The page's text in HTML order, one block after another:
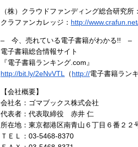
（株）クラウドファンディング総合研究所：
クラファンカレッジ： http://
– 今、売れている電子書籍がわかる!! –
電子書籍総合情報サイト
『電子書籍ランキング.com』
http://bit.ly/2eNvVTL
（http://電子書籍ラン
【会社概要】
会社名：ゴマブックス株式会社
代表者：代表取締役 赤井 仁
所在地：東京都港区南青山６丁目６番２２
ＴＥＬ：03-5468-8370